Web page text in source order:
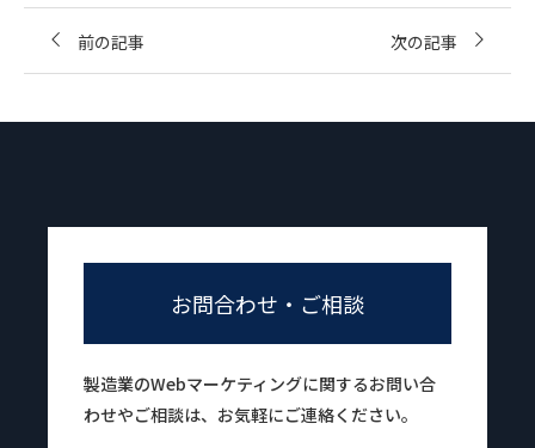
前の記事 次の記事
お問合わせ・ご相談
製造業のWebマーケティングに関するお問い合
わせやご相談は、お気軽にご連絡ください。